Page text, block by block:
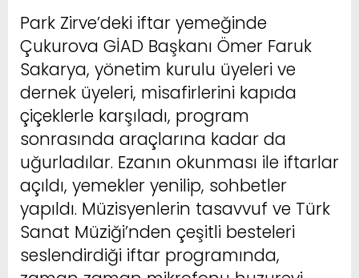
Park Zirve’deki iftar yemeğinde
Çukurova GİAD Başkanı Ömer Faruk
Sakarya, yönetim kurulu üyeleri ve
dernek üyeleri, misafirlerini kapıda
çiçeklerle karşıladı, program
sonrasında araçlarına kadar da
uğurladılar. Ezanın okunması ile iftarlar
açıldı, yemekler yenilip, sohbetler
yapıldı. Müzisyenlerin tasavvuf ve Türk
Sanat Müziği’nden çeşitli besteleri
seslendirdiği iftar programında,